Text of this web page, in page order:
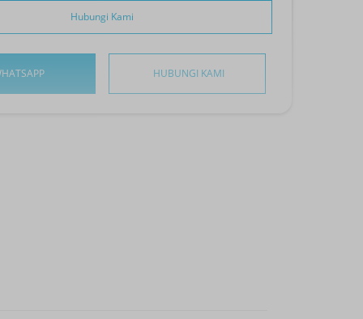
Hubungi Kami
HUBUNGI KAMI